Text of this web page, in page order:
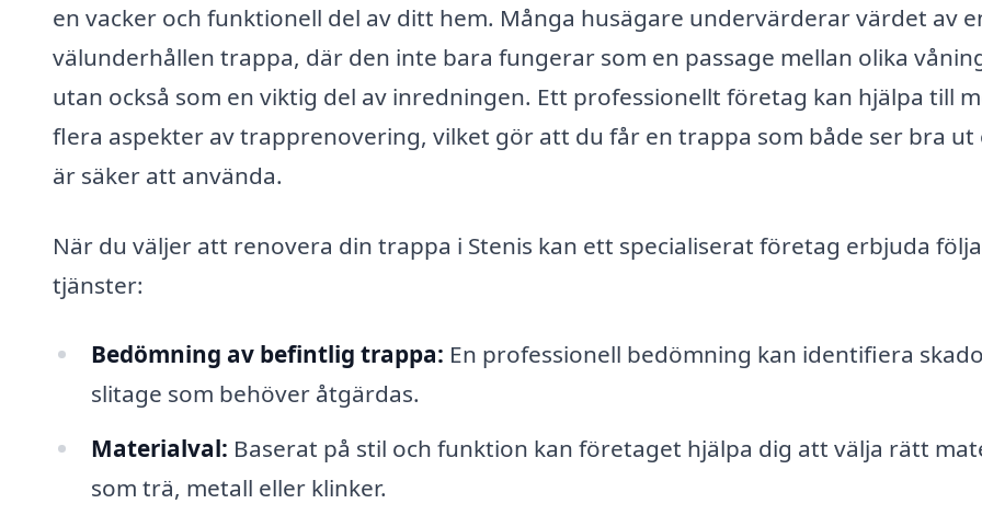
en vacker och funktionell del av ditt hem. Många husägare undervärderar värdet av
välunderhållen trappa, där den inte bara fungerar som en passage mellan olika
utan också som en viktig del av inredningen. Ett professionellt företag kan hjälpa till
flera aspekter av trapprenovering, vilket gör att du får en trappa som både ser bra ut
är säker att använda.
När du väljer att renovera din trappa i Stenis kan ett specialiserat företag erbjuda
tjänster:
Bedömning av befintlig trappa: En professionell bedömning kan identifiera
slitage som behöver åtgärdas.
Materialval: Baserat på stil och funktion kan företaget hjälpa dig att välja rätt
som trä, metall eller klinker.